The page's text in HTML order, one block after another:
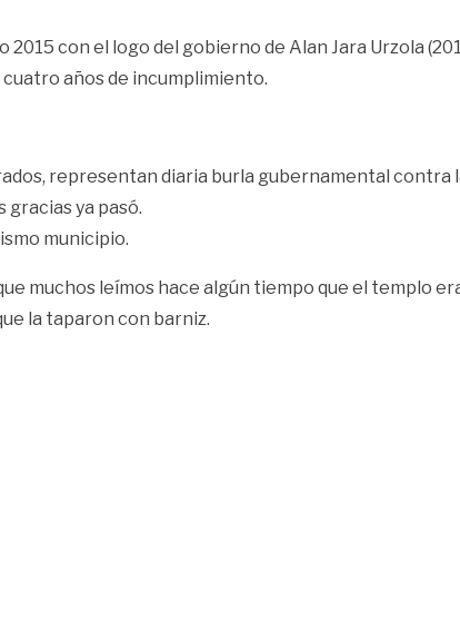
con el logo del gobierno de Alan Jara Urzola
años de incumplimiento.
representan diaria burla gubernamental contra
ya pasó.
municipio.
muchos leímos hace algún tiempo que el templo
la taparon con barniz.